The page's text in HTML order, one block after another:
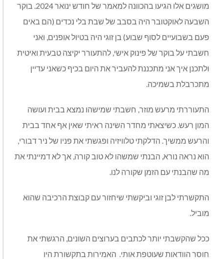
מושגים אלו הגיעו בהכוונה למאמר של חודש ינואר 2024. בוקר
השבעה לאוקטובר היה בסבב של שבת בלי נכדים (הם באים
פעם בשבועיים לסוף שבוע) בן זוגי היה בטיול אופנים, ואני
חשבתי על בוקר של פינוק אישי, להתעורר יקיצה טבעית ואיטית
ולתכנן איך אני מתכננת להעביר את היום בכיף כשאני עדיין
מתכרבלת בשמיכה.
התעוררתי מרעש מוזר, חשבתי שמישהו נמצא בבית ועושה
המון רעש. כשיצאתי מחדר השינה ראיתי שאין אף אחד בבית
והרעש ממשיך. הדלקתי טלוויזיה ופגשתי את פניו של ניר דבורי,
הוא נראה נורא, הבנתי שמשהו לא טוב קורה, אך לא דמיינתי את
מה שהבנתי עם הזמן שקורה לנו.
התקשרתי לבן זוגי וביקשתי שיחזור עם קבוצת הרכיבה שהוא
מוביל.
ככל שהקשבתי יותר לכתבים בערוצים השונים, הרגשתי את
חוסר הוודאות שעוטפת אותי. האמירות בתקשורת היו